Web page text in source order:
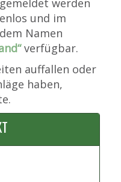
werden
und im
Namen
verfügbar.
auffallen oder
haben,